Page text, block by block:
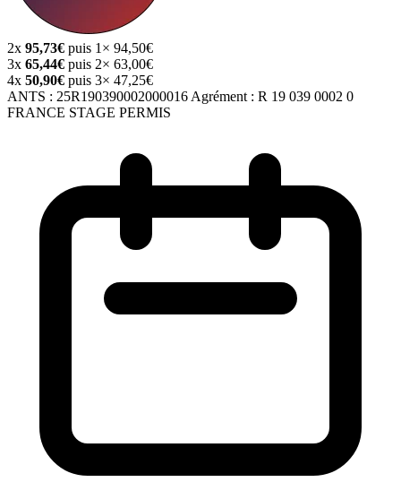
2x 95,73€ puis 1× 94,50€
3x 65,44€ puis 2× 63,00€
4x 50,90€ puis 3× 47,25€
ANTS : 25R190390002000016 Agrément : R 19 039 0002 0
FRANCE STAGE PERMIS